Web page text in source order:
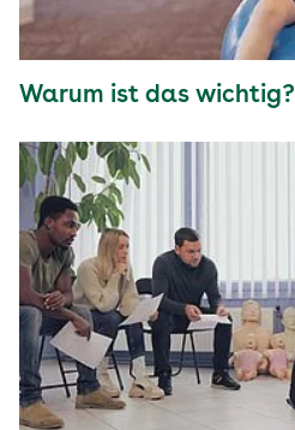
Warum ist das wichtig?